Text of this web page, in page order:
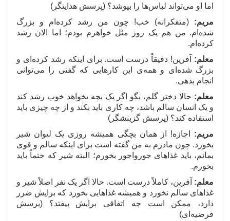
اما او میتواند لباسها را بپوشد؟ (پرسش هدایتگر)
مریم: (متفکرانه) خب! چون من رشد کرده ام و بزرگ
شده ام. من هم یک روز مثل خواهرم بودم؛ اما الان رشد
کرده ام.
معلم: آفرین! دقیقاً درست است. برای اینکه رشد کرده ای و
بزرگ شده ای و همهی این کارهایی که گفتی را میتوانی
انجام بدهی.
معلم: حالا دختر گلم، بگو اگر یک بچه بخواهد خوب رشد کند
و یک انسان سالم باشد، چه کاری باید بکند و از چه چیزی باید
استفاده کند؟ (پرسش گزینشگر)
مریم: اجازه! از همان بچگی همیشه روزی یک لیوان شیر
بخورد. چون مادرم به من گفته است برای اینکه سالم و قوی
بمانم، باید غذاهای جورواجور بخورم؛ البته شیر که حتماً باید
بخورم.
معلم: آفرین، کاملاً درست است. حالا اگر یک نفر اصلاً شیر و
غذاهای سالم نخورد و همیشه غذاهایی بخورد که برایش ضرر
دارد، ممکن است چه اتفاقی برایش بیفتد؟ (پرسش
فرضیه ای)